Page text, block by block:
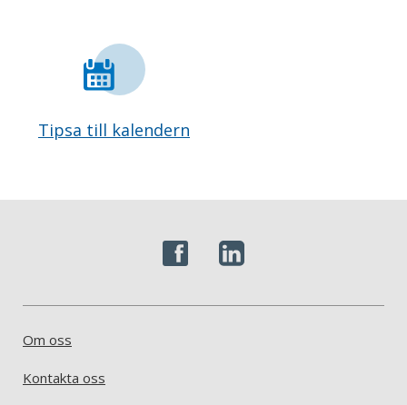
Tipsa till kalendern
Om oss
Kontakta oss